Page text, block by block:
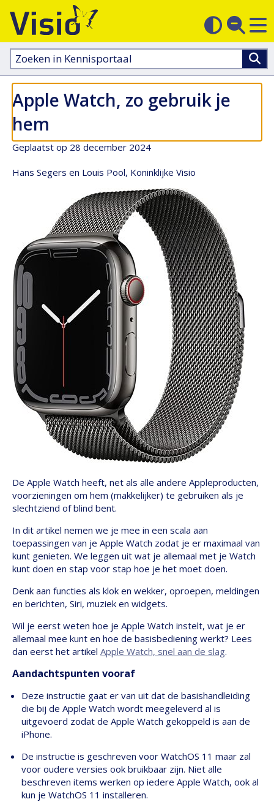
Contrast
Zoeken
in
kennisportaal:
Apple Watch, zo gebruik je
hem
Geplaatst op 28 december 2024
Hans Segers en Louis Pool, Koninklijke Visio
De Apple Watch heeft, net als alle andere Appleproducten,
voorzieningen om hem (makkelijker) te gebruiken als je
slechtziend of blind bent.
In dit artikel nemen we je mee in een scala aan
toepassingen van je Apple Watch zodat je er maximaal van
kunt genieten. We leggen uit wat je allemaal met je Watch
kunt doen en stap voor stap hoe je het moet doen.
Denk aan functies als klok en wekker, oproepen, meldingen
en berichten, Siri, muziek en widgets.
Wil je eerst weten hoe je Apple Watch instelt, wat je er
allemaal mee kunt en hoe de basisbediening werkt? Lees
dan eerst het artikel Apple Watch, snel aan de slag.
Aandachtspunten vooraf
Deze instructie gaat er van uit dat de basishandleiding
die bij de Apple Watch wordt meegeleverd al is
uitgevoerd zodat de Apple Watch gekoppeld is aan de
iPhone.
De instructie is geschreven voor WatchOS 11 maar zal
voor oudere versies ook bruikbaar zijn. Niet alle
beschreven items werken op iedere Apple Watch, ook al
kun je WatchOS 11 installeren.